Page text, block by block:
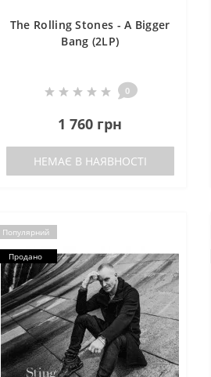
The Rolling Stones - A Bigger
Bang (2LP)
0
1 760 грн
НЕМАЄ В НАЯВНОСТІ
Популярний
Продано